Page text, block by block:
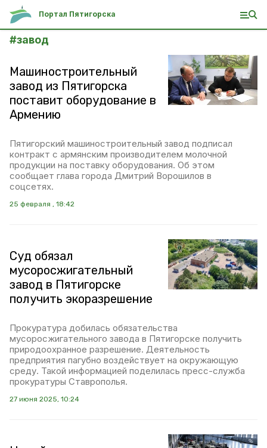
Портал Пятигорска
#завод
Машиностроительный
завод из Пятигорска
поставит оборудование в
Армению
Пятигорский машиностроительный завод подписал
контракт с армянским производителем молочной
продукции на поставку оборудования. Об этом
сообщает глава города Дмитрий Ворошилов в
соцсетях.
25 февраля , 18:42
Суд обязал
мусоросжигательный
завод в Пятигорске
получить экоразрешение
Прокуратура добилась обязательства
мусоросжигательного завода в Пятигорске получить
природоохранное разрешение. Деятельность
предприятия пагубно воздействует на окружающую
среду. Такой информацией поделилась пресс-служба
прокуратуры Ставрополья.
27 июня 2025, 10:24